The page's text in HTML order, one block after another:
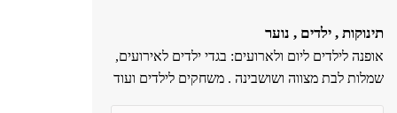
תינוקות , ילדים , נוער
אופנה לילדים ליום ולארועים: בגדי ילדים לאירועים,
שמלות לבת מצווה ושושבינה . משחקים לילדים ועוד